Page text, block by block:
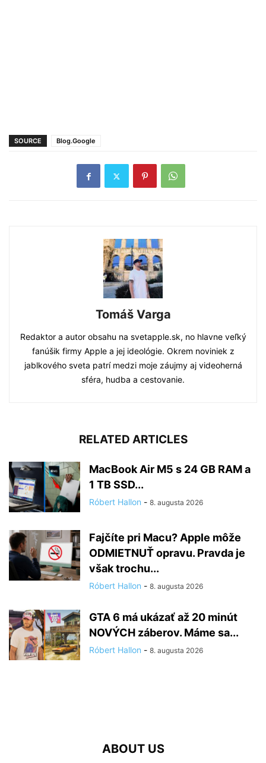
SOURCE Blog.Google
Tomáš Varga
Redaktor a autor obsahu na svetapple.sk, no hlavne veľký
fanúšik firmy Apple a jej ideológie. Okrem noviniek z
jablkového sveta patrí medzi moje záujmy aj videoherná
sféra, hudba a cestovanie.
RELATED ARTICLES
MacBook Air M5 s 24 GB RAM a
1 TB SSD...
Róbert Hallon - 8. augusta 2026
Fajčíte pri Macu? Apple môže
ODMIETNUŤ opravu. Pravda je
však trochu...
Róbert Hallon - 8. augusta 2026
GTA 6 má ukázať až 20 minút
NOVÝCH záberov. Máme sa...
Róbert Hallon - 8. augusta 2026
ABOUT US